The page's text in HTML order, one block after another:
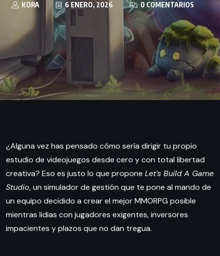
KORA 6 ENERO, 2026 0 COMENTARIOS
¿Alguna vez has pensado cómo sería dirigir tu propio
estudio de videojuegos desde cero y con total libertad
creativa? Eso es justo lo que propone Let’s Build A Game
Studio, un simulador de gestión que te pone al mando de
un equipo decidido a crear el mejor MMORPG posible
mientras lidias con jugadores exigentes, inversores
impacientes y plazos que no dan tregua.